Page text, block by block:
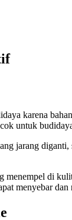
karena
untuk
jarang
di
menyebar